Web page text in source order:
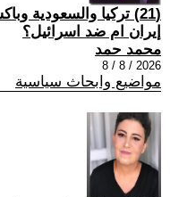
(21) تركيا والسعودية
إيران ام ضد اسرائيل؟
محمد حمد
2026 / 8 / 8
مواضيع وابحاث سياسية